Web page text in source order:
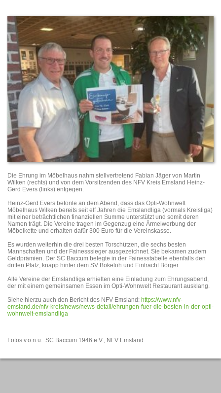
Die Ehrung im Möbelhaus nahm stellvertretend Fabian Jäger von Martin
Wilken (rechts) und von dem Vorsitzenden des NFV Kreis Emsland Heinz-
Gerd Evers (links) entgegen.
Heinz-Gerd Evers betonte an dem Abend, dass das Opti-Wohnwelt
Möbelhaus Wilken bereits seit elf Jahren die Emslandliga (vormals Kreisliga)
mit einer beträchtlichen finanziellen Summe unterstützt und somit deren
Namen trägt. Die Vereine tragen im Gegenzug eine Ärmelwerbung der
Möbelkette und erhalten dafür 300 Euro für die Vereinskasse.
Es wurden weiterhin die drei besten Torschützen, die sechs besten
Mannschaften und der Fainesssieger ausgezeichnet. Sie bekamen zudem
Geldprämien. Der SC Baccum belegte in der Fainesstabelle ebenfalls den
dritten Platz, knapp hinter dem SV Bokeloh und Eintracht Börger.
Alle Vereine der Emslandliga erhielten eine Einladung zum Ehrungsabend,
der mit einem gemeinsamen Essen im Opti-Wohnwelt Restaurant ausklang.
Siehe hierzu auch den Bericht des NFV Emsland: https://www.nfv-
emsland.de/nfv-kreis/news/news-detail/ehrungen-fuer-die-besten-in-der-opti-
wohnwelt-emslandliga
Fotos v.o.n.u.: SC Baccum 1946 e.V., NFV Emsland